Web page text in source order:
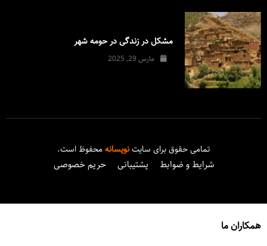
مشکل در زندگی در حومه شهر
مارس 29, 2025
تمامی حقوق برای سایتنویسانهمحفوظ است.
شرایط و ضوابط پشتیبانی حریم خصوصی
همکاران ما